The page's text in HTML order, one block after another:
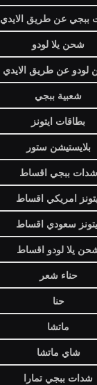
ببجي عن طريق الايدي
شحن يلا لودو
عن طريق الايدي
شعبية ببجي
بطاقات ايتونز
بلايستيشن ستور
شدات ببجي اقساط
امريكي اقساط
سعودي اقساط
يلا لودو اقساط
حناء شعر
حنا
ماتشا
شاي ماتشا
شدات ببجي تمارا